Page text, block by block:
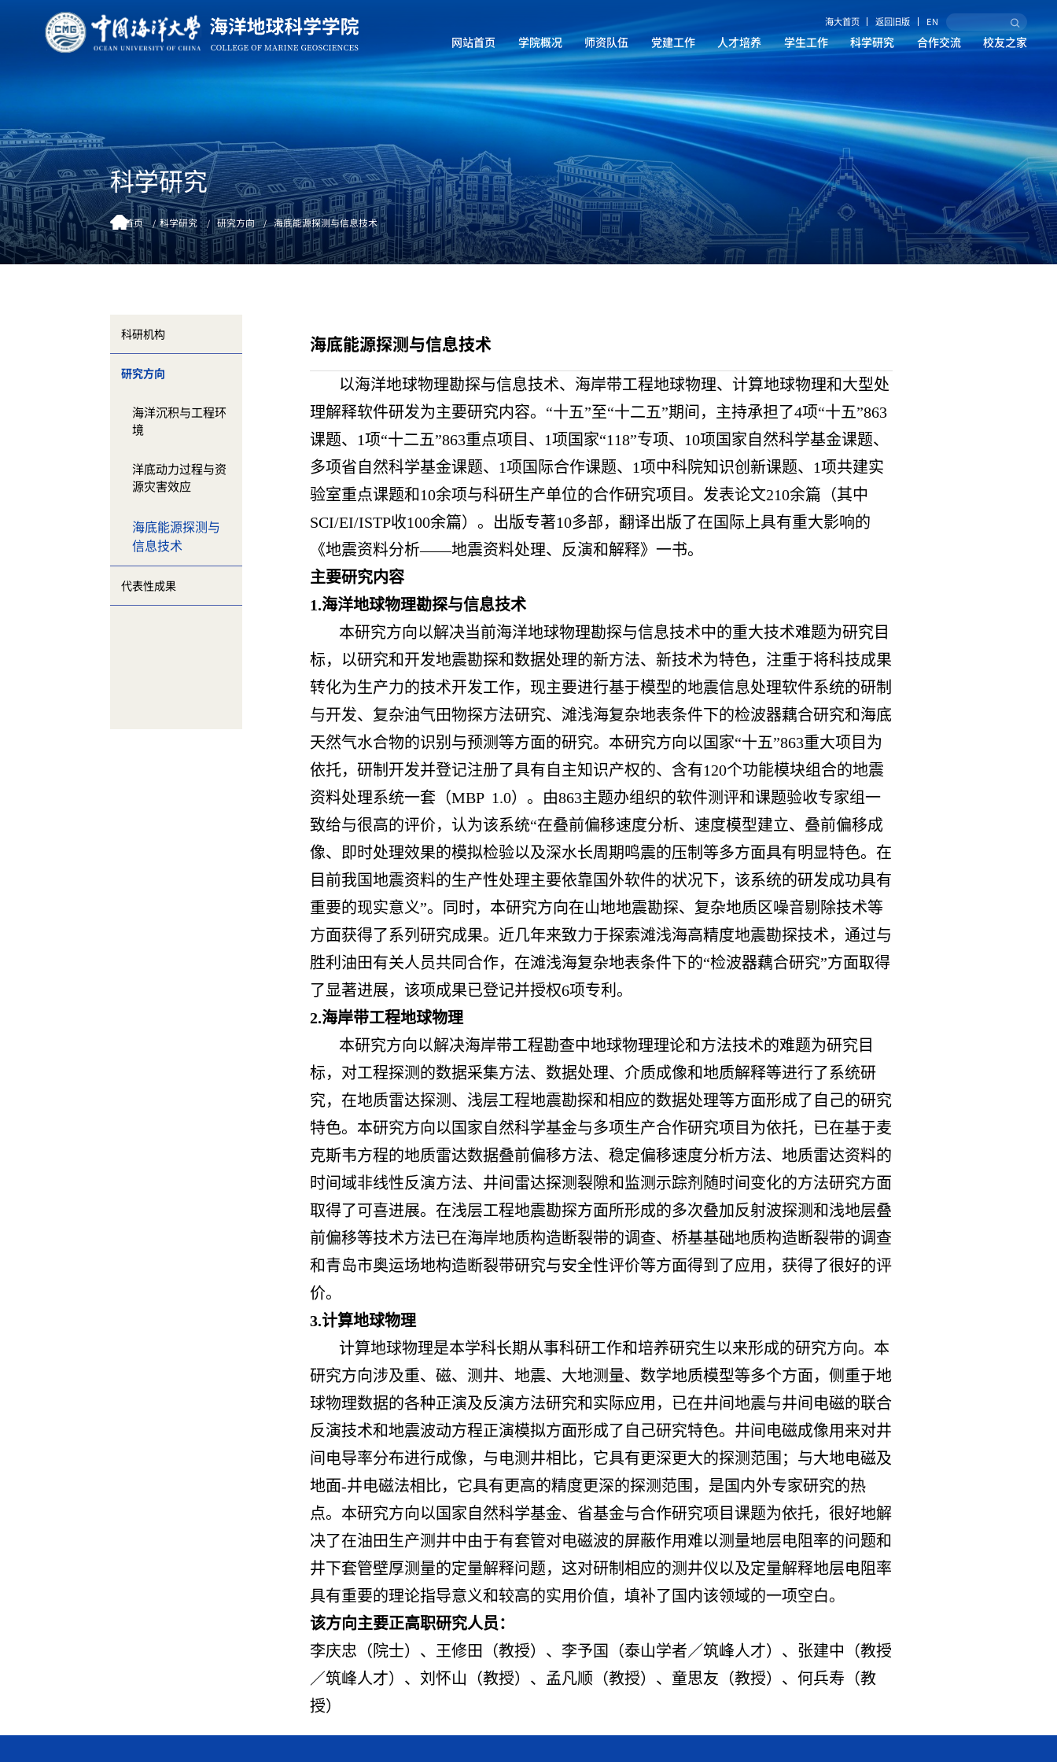
海大首页 返回旧版 EN
网站首页 学院概况 师资队伍 党建工作 人才培养 学生工作 科学研究 合作交流 校友之家
科学研究
首页 科学研究 研究方向 海底能源探测与信息技术
科研机构
研究方向
海洋沉积与工程环
境
洋底动力过程与资
源灾害效应
海底能源探测与
信息技术
代表性成果
海底能源探测与信息技术
以海洋地球物理勘探与信息技术、海岸带工程地球物理、计算地球物理和大型处
理解释软件研发为主要研究内容。“十五”至“十二五”期间，主持承担了4项“十五”863
课题、1项“十二五”863重点项目、1项国家“118”专项、10项国家自然科学基金课题、
多项省自然科学基金课题、1项国际合作课题、1项中科院知识创新课题、1项共建实
验室重点课题和10余项与科研生产单位的合作研究项目。发表论文210余篇（其中
SCI/EI/ISTP收100余篇）。出版专著10多部，翻译出版了在国际上具有重大影响的
《地震资料分析——地震资料处理、反演和解释》一书。
主要研究内容
1.海洋地球物理勘探与信息技术
本研究方向以解决当前海洋地球物理勘探与信息技术中的重大技术难题为研究目
标，以研究和开发地震勘探和数据处理的新方法、新技术为特色，注重于将科技成果
转化为生产力的技术开发工作，现主要进行基于模型的地震信息处理软件系统的研制
与开发、复杂油气田物探方法研究、滩浅海复杂地表条件下的检波器藕合研究和海底
天然气水合物的识别与预测等方面的研究。本研究方向以国家“十五”863重大项目为
依托，研制开发并登记注册了具有自主知识产权的、含有120个功能模块组合的地震
资料处理系统一套（MBP 1.0）。由863主题办组织的软件测评和课题验收专家组一
致给与很高的评价，认为该系统“在叠前偏移速度分析、速度模型建立、叠前偏移成
像、即时处理效果的模拟检验以及深水长周期鸣震的压制等多方面具有明显特色。在
目前我国地震资料的生产性处理主要依靠国外软件的状况下，该系统的研发成功具有
重要的现实意义”。同时，本研究方向在山地地震勘探、复杂地质区噪音剔除技术等
方面获得了系列研究成果。近几年来致力于探索滩浅海高精度地震勘探技术，通过与
胜利油田有关人员共同合作，在滩浅海复杂地表条件下的“检波器藕合研究”方面取得
了显著进展，该项成果已登记并授权6项专利。
2.海岸带工程地球物理
本研究方向以解决海岸带工程勘查中地球物理理论和方法技术的难题为研究目
标，对工程探测的数据采集方法、数据处理、介质成像和地质解释等进行了系统研
究，在地质雷达探测、浅层工程地震勘探和相应的数据处理等方面形成了自己的研究
特色。本研究方向以国家自然科学基金与多项生产合作研究项目为依托，已在基于麦
克斯韦方程的地质雷达数据叠前偏移方法、稳定偏移速度分析方法、地质雷达资料的
时间域非线性反演方法、井间雷达探测裂隙和监测示踪剂随时间变化的方法研究方面
取得了可喜进展。在浅层工程地震勘探方面所形成的多次叠加反射波探测和浅地层叠
前偏移等技术方法已在海岸地质构造断裂带的调查、桥基基础地质构造断裂带的调查
和青岛市奥运场地构造断裂带研究与安全性评价等方面得到了应用，获得了很好的评
价。
3.计算地球物理
计算地球物理是本学科长期从事科研工作和培养研究生以来形成的研究方向。本
研究方向涉及重、磁、测井、地震、大地测量、数学地质模型等多个方面，侧重于地
球物理数据的各种正演及反演方法研究和实际应用，已在井间地震与井间电磁的联合
反演技术和地震波动方程正演模拟方面形成了自己研究特色。井间电磁成像用来对井
间电导率分布进行成像，与电测井相比，它具有更深更大的探测范围；与大地电磁及
地面-井电磁法相比，它具有更高的精度更深的探测范围，是国内外专家研究的热
点。本研究方向以国家自然科学基金、省基金与合作研究项目课题为依托，很好地解
决了在油田生产测井中由于有套管对电磁波的屏蔽作用难以测量地层电阻率的问题和
井下套管壁厚测量的定量解释问题，这对研制相应的测井仪以及定量解释地层电阻率
具有重要的理论指导意义和较高的实用价值，填补了国内该领域的一项空白。
该方向主要正高职研究人员：
李庆忠（院士）、王修田（教授）、李予国（泰山学者／筑峰人才）、张建中（教授
／筑峰人才）、刘怀山（教授）、孟凡顺（教授）、童思友（教授）、何兵寿（教
授）